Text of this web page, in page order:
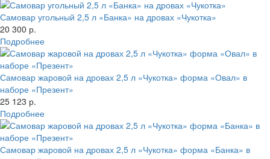
Самовар угольный 2,5 л «Банка» на дровах «Чукотка»
20 300 р.
Подробнее
Самовар жаровой на дровах 2,5 л «Чукотка» форма «Овал» в
наборе «Презент»
25 123 р.
Подробнее
Самовар жаровой на дровах 2,5 л «Чукотка» форма «Банка» в